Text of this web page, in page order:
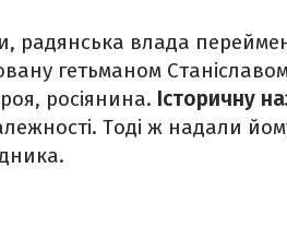
радянська влада
гетьманом
росіянина. Історичну
Тоді ж надали